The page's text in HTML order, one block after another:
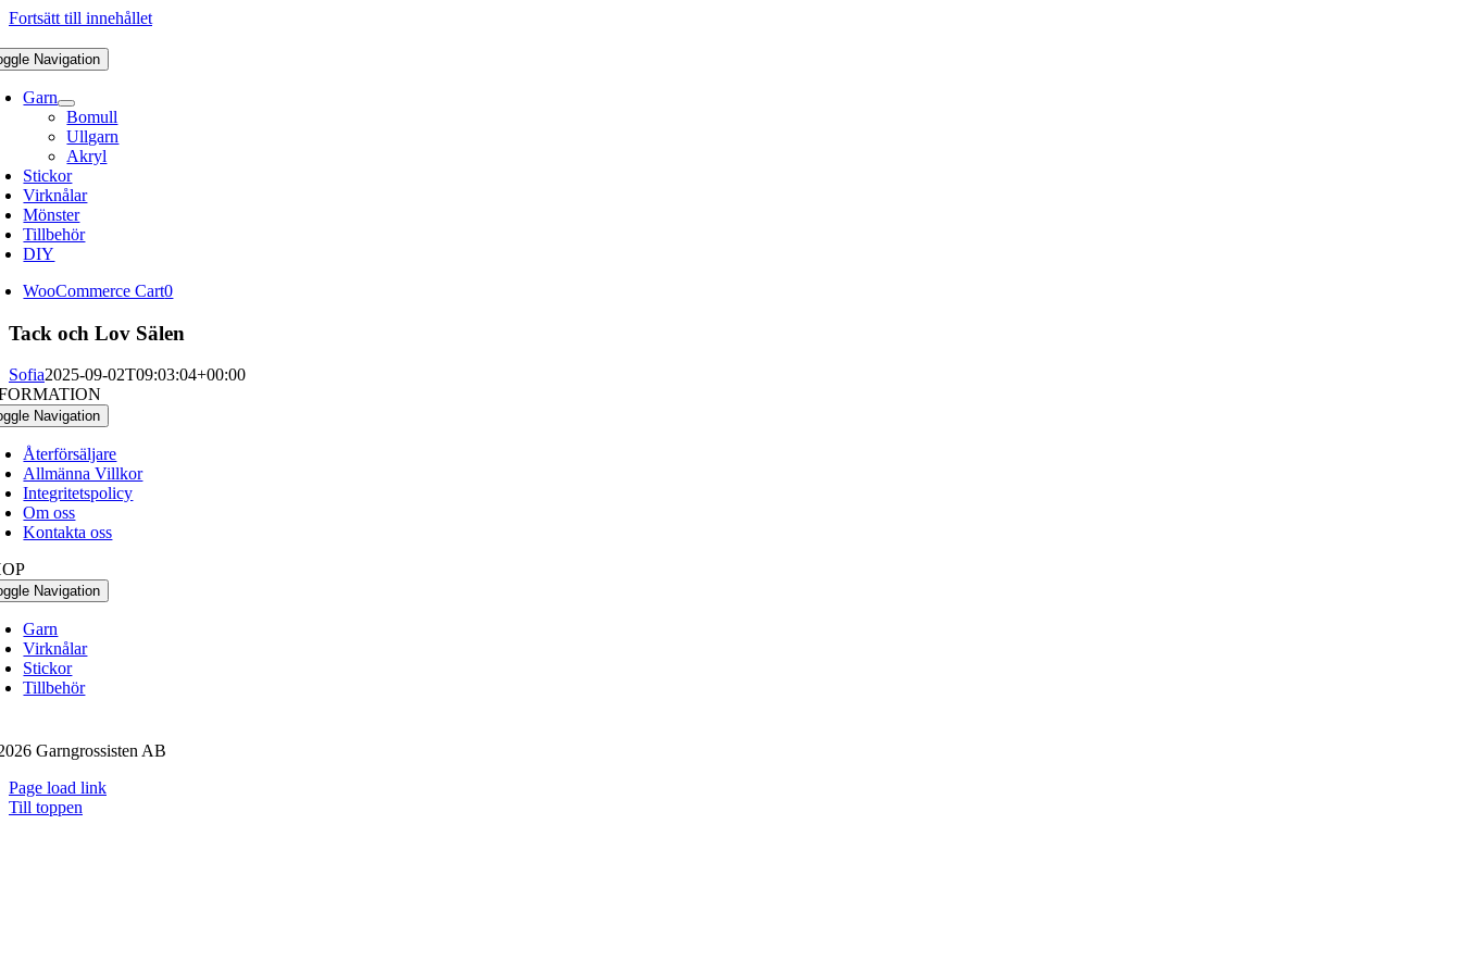
Fortsätt till innehållet
Navigation
Garn
Bomull
Ullgarn
Akryl
Stickor
Virknålar
Mönster
Tillbehör
DIY
WooCommerce Cart0
Tack och Lov Sälen
Sofia2025-09-02T09:03:04+00:00
Navigation
Återförsäljare
Allmänna Villkor
Integritetspolicy
Om oss
Kontakta oss
Navigation
Garn
Virknålar
Stickor
Tillbehör
Garngrossisten AB
Page load link
Till toppen